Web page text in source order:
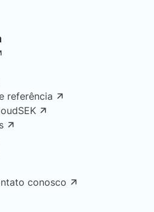
referência
conosco